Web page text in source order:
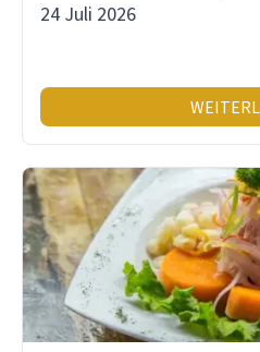
24 Juli 2026